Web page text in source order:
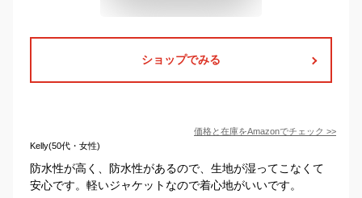
ショップでみる
価格と在庫をAmazonでチェック >>
Kelly(50代・女性)
防水性が高く、防水性があるので、生地が湿ってこなくて
安心です。軽いジャケットなので着心地がいいです。